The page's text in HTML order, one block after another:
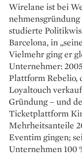
Wirelane ist bei
studierte
Barcelona, in
Vielmehr ging er
Unternehmer:
Plattform Rebelio,
Loyaltouch
Gründung – und
Ticketplattform
Mehrheitsanteile
Eventim gingen;
Unternehmen 100